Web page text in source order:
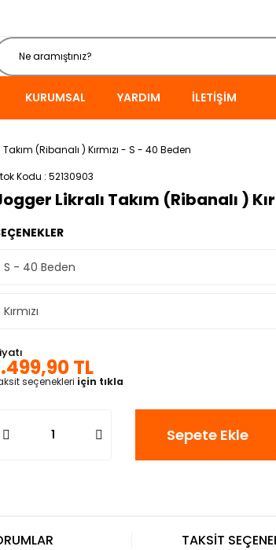
KURUMSAL YARDIM İLETIŞIM
(Ribanalı ) Kırmızı - S - 40 Beden
Kodu 52130903
Likralı Takım (Ribanalı )
TL
seçenekleri için tıkla
Sepete Ekle
TAKSİT